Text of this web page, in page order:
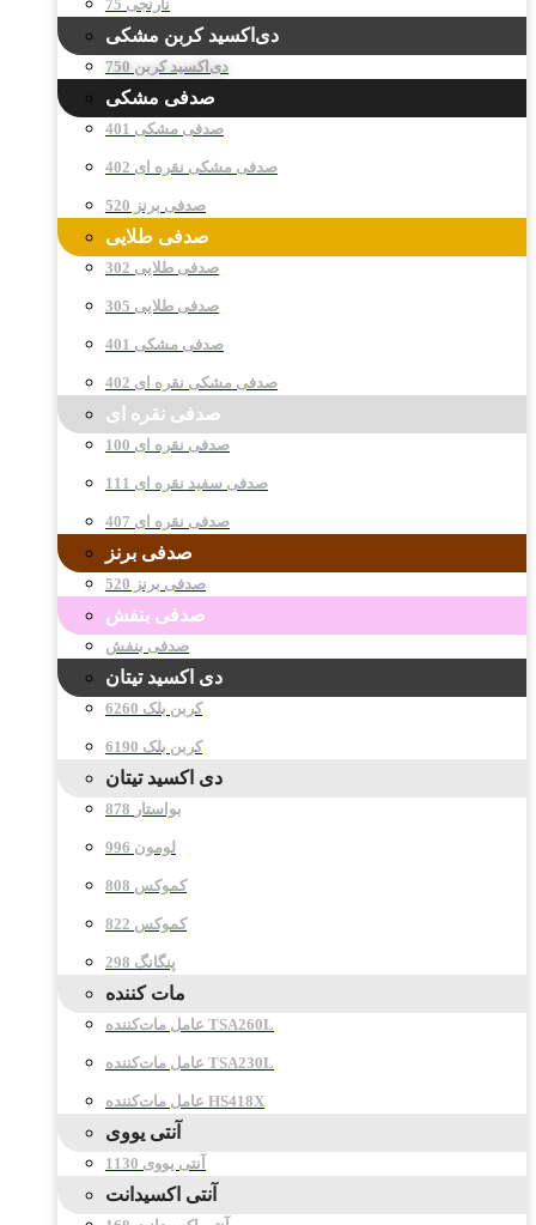
نارنجی 75
دی‌اکسید کربن مشکی
دی‌اکسید کربن 750
صدفی مشکی
صدفی مشکی 401
صدفی مشکی نقره ای 402
صدفی برنز 520
صدفی طلایی
صدفی طلایی 302
صدفی طلایی 305
صدفی مشکی 401
صدفی مشکی نقره ای 402
صدفی نقره ای
صدفی نقره ای 100
صدفی سفید نقره ای 111
صدفی نقره ای 407
صدفی برنز
صدفی برنز 520
صدفی بنفش
صدفی بنفش
دی اکسید تیتان
کربن بلک 6260
کربن بلک 6190
دی اکسید تیتان
878 بواستار
996 لومون
808 کموکس
822 کموکس
298 پنگانگ
مات کننده
عامل مات‌کننده TSA260L
عامل مات‌کننده TSA230L
عامل مات‌کننده HS418X
آنتی یووی
آنتی یووی 1130
آنتی اکسیدانت